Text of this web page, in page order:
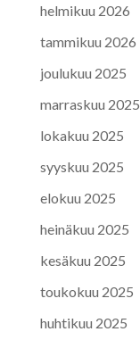
helmikuu 2026
tammikuu 2026
joulukuu 2025
marraskuu 2025
lokakuu 2025
syyskuu 2025
elokuu 2025
heinäkuu 2025
kesäkuu 2025
toukokuu 2025
huhtikuu 2025